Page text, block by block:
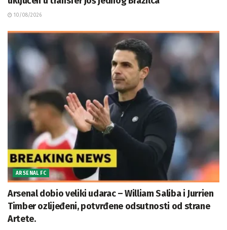
10/08/2026
ARSENAL FC
Arsenal dobio veliki udarac – William Saliba i Jurrien
Timber ozlijeđeni, potvrđene odsutnosti od strane
Artete.